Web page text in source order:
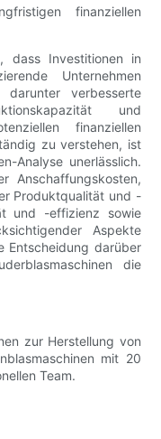
finanziellen
dass Investitionen in
Unternehmen
verbesserte
und
finanziellen
zu verstehen, ist
Analyse unerlässlich.
Anschaffungskosten,
Produktqualität und -
und -effizienz sowie
Aspekte
Entscheidung darüber
die
zur Herstellung von
mit 20
Team.